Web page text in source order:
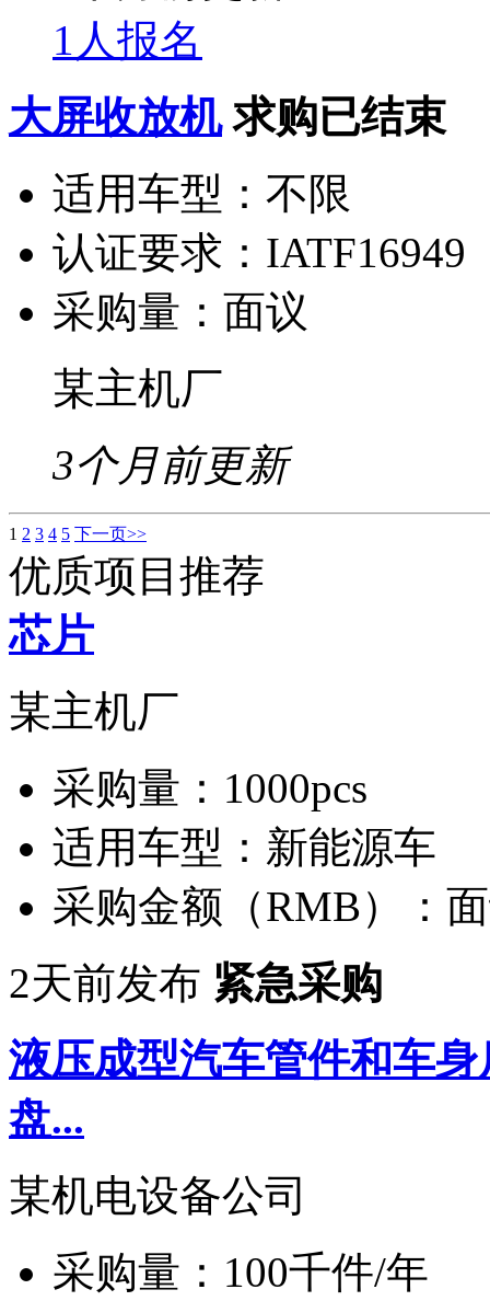
1人报名
大屏收放机 求购已结束
适用车型： 不限
认证要求： IATF16949
采购量： 面议
某主机厂
3个月前更新
1 2 3 4 5 下一页>>
优质项目推荐
芯片
某主机厂
采购量： 1000pcs
适用车型： 新能源车
采购金额（RMB）：
2天前发布 紧急采购
液压成型汽车管件和车
盘...
某机电设备公司
采购量： 100千件/年